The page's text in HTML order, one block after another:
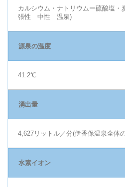
カルシウム・ナトリウムー硫酸塩・
張性 中性 温泉)
源泉の温度
41.2℃
湧出量
4,627リットル／分(伊香保温泉全体
水素イオン